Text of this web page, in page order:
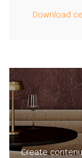
Download
Create